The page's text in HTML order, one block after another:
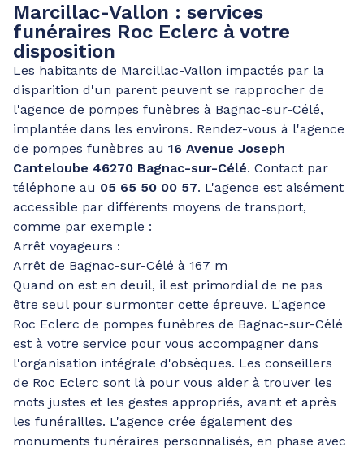
Marcillac-Vallon : services
funéraires Roc Eclerc à votre
disposition
Les habitants de Marcillac-Vallon impactés par la
disparition d'un parent peuvent se rapprocher de
l'agence de pompes funèbres à Bagnac-sur-Célé,
implantée dans les environs. Rendez-vous à l'agence
de pompes funèbres au 16 Avenue Joseph
Canteloube 46270 Bagnac-sur-Célé. Contact par
téléphone au 05 65 50 00 57. L'agence est aisément
accessible par différents moyens de transport,
comme par exemple :
Arrêt voyageurs :
Arrêt de Bagnac-sur-Célé à 167 m
Quand on est en deuil, il est primordial de ne pas
être seul pour surmonter cette épreuve. L'agence
Roc Eclerc de pompes funèbres de Bagnac-sur-Célé
est à votre service pour vous accompagner dans
l'organisation intégrale d'obsèques. Les conseillers
de Roc Eclerc sont là pour vous aider à trouver les
mots justes et les gestes appropriés, avant et après
les funérailles. L'agence crée également des
monuments funéraires personnalisés, en phase avec